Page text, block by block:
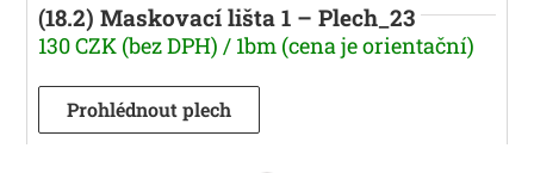
(18.2) Maskovací lišta 1 – Plech_23
130 CZK (bez DPH) / 1bm (cena je orientační)
Prohlédnout plech